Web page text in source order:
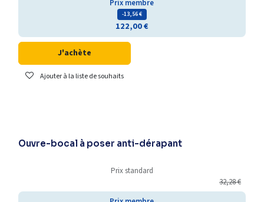
Prix membre
- 13,56€
122,00€
J'achète
Ajouter à la liste de souhaits
Ouvre-bocal à poser anti-dérapant
Prix standard
32,28€